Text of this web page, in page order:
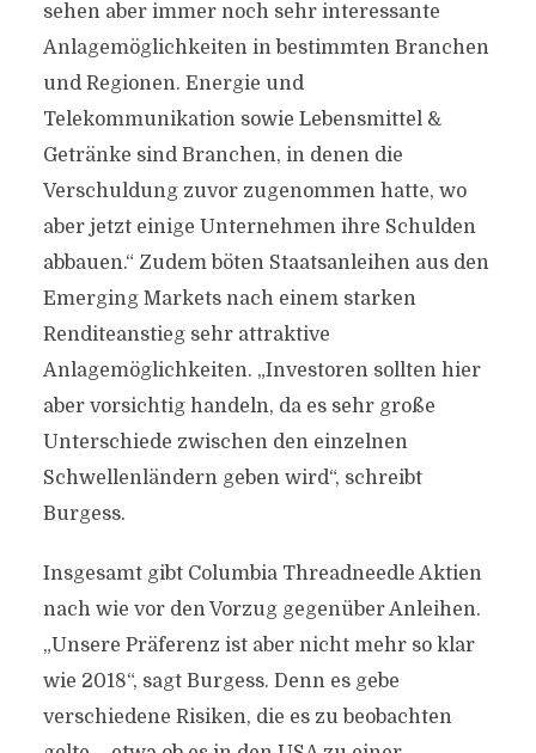
sehen aber immer noch sehr interessante
Anlagemöglichkeiten in bestimmten Branchen
und Regionen. Energie und
Telekommunikation sowie Lebensmittel &
Getränke sind Branchen, in denen die
Verschuldung zuvor zugenommen hatte, wo
aber jetzt einige Unternehmen ihre Schulden
abbauen.“ Zudem böten Staatsanleihen aus den
Emerging Markets nach einem starken
Renditeanstieg sehr attraktive
Anlagemöglichkeiten. „Investoren sollten hier
aber vorsichtig handeln, da es sehr große
Unterschiede zwischen den einzelnen
Schwellenländern geben wird“, schreibt
Burgess.
Insgesamt gibt Columbia Threadneedle Aktien
nach wie vor den Vorzug gegenüber Anleihen.
„Unsere Präferenz ist aber nicht mehr so klar
wie 2018“, sagt Burgess. Denn es gebe
verschiedene Risiken, die es zu beobachten